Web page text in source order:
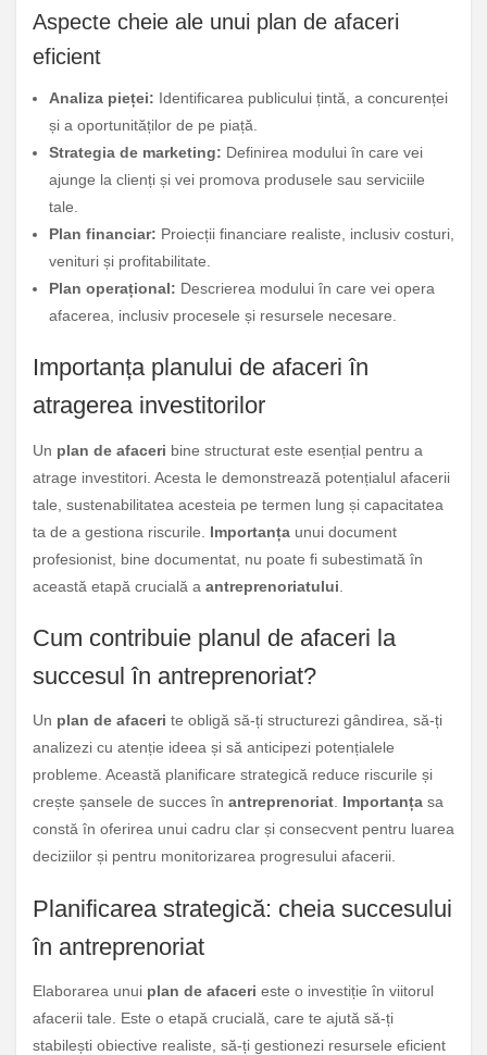
Aspecte cheie ale unui plan de afaceri
eficient
Analiza pieței: Identificarea publicului țintă, a concurenței
și a oportunităților de pe piață.
Strategia de marketing: Definirea modului în care vei
ajunge la clienți și vei promova produsele sau serviciile
tale.
Plan financiar: Proiecții financiare realiste, inclusiv costuri,
venituri și profitabilitate.
Plan operațional: Descrierea modului în care vei opera
afacerea, inclusiv procesele și resursele necesare.
Importanța planului de afaceri în
atragerea investitorilor
Un plan de afaceri bine structurat este esențial pentru a
atrage investitori. Acesta le demonstrează potențialul afacerii
tale, sustenabilitatea acesteia pe termen lung și capacitatea
ta de a gestiona riscurile. Importanța unui document
profesionist, bine documentat, nu poate fi subestimată în
această etapă crucială a antreprenoriatului
Cum contribuie planul de afaceri la
succesul în antreprenoriat?
Un plan de afaceri te obligă să-ți structurezi gândirea, să-ți
analizezi cu atenție ideea și să anticipezi potențialele
probleme. Această planificare strategică reduce riscurile și
crește șansele de succes în antreprenoriat. Importanța sa
constă în oferirea unui cadru clar și consecvent pentru luarea
deciziilor și pentru monitorizarea progresului afacerii.
Planificarea strategică: cheia succesului
în antreprenoriat
Elaborarea unui plan de afaceri este o investiție în viitorul
afacerii tale. Este o etapă crucială, care te ajută să-ți
stabilești obiective realiste, să-ți gestionezi resursele eficient